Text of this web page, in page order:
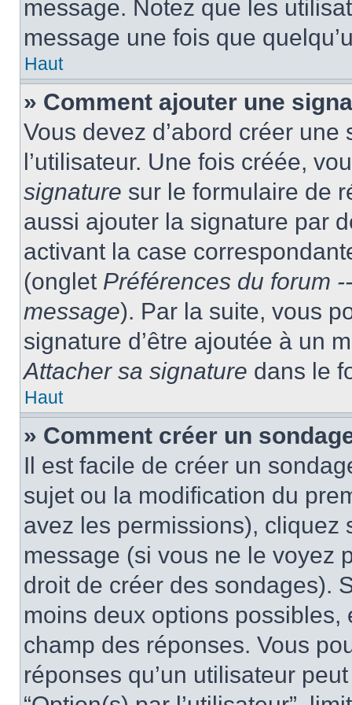
message. Notez que les
message une fois que
Haut
» Comment ajouter une
Vous devez d’abord créer
l’utilisateur. Une fois créée,
signature sur le formulaire de
aussi ajouter la signature par
activant la case
(onglet Préférences du forum
message). Par la suite, vous
signature d’être ajoutée à un
Attacher sa signature dans le
Haut
» Comment créer un
Il est facile de créer un
sujet ou la modification du
avez les permissions), cliquez
message (si vous ne le voyez
droit de créer des sondages).
moins deux options
champ des réponses. Vous
réponses qu’un utilisateur